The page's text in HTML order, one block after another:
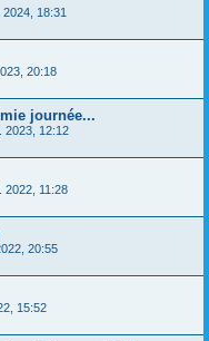
2024, 18:31
20:18
journée...
2023, 12:12
2022, 11:28
20:55
15:52